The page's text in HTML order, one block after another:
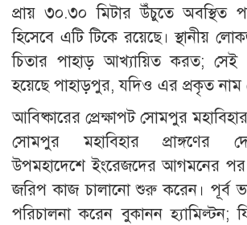
প্রায় ৩০.৩০ মিটার উঁচুতে অবস্থিত
হিসেবে এটি টিকে রয়েছে। স্থানীয়
চিতার পাহাড় আখ্যায়িত করত;
হয়েছে পাহাড়পুর, যদিও এর প্রকৃত নাম
আবিষ্কারের প্রেক্ষাপট সোমপুর
সোমপুর মহাবিহার প্রাঙ্গণের
উপমহাদেশে ইংরেজদের আগমনের পর
জরিপ কাজ চালানো শুরু করেন। পূর্ব
পরিচালনা করেন বুকানন হ্যামিল্টন;